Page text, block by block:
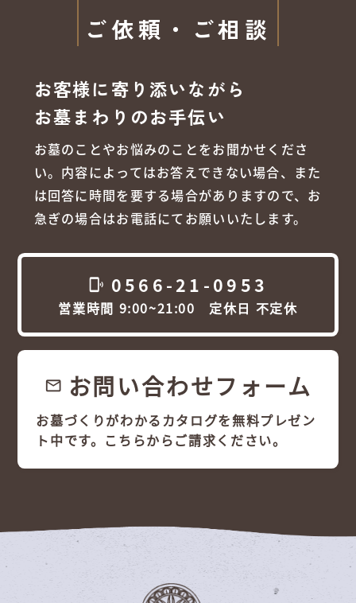
ご依頼・ご相談
お客様に寄り添いながら
お墓まわりのお手伝い
お墓のことやお悩みのことをお聞かせくださ
い。内容によってはお答えできない場合、また
は回答に時間を要する場合がありますので、お
急ぎの場合はお電話にてお願いいたします。
phonelink_ring 0566-21-0953
営業時間 9:00~21:00 定休日 不定休
email お問い合わせフォーム
お墓づくりがわかるカタログを無料プレゼン
ト中です。こちらからご請求ください。